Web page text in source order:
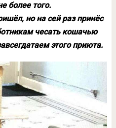
более того.
но на сей раз принёс
чесать кошачью
этого приюта.